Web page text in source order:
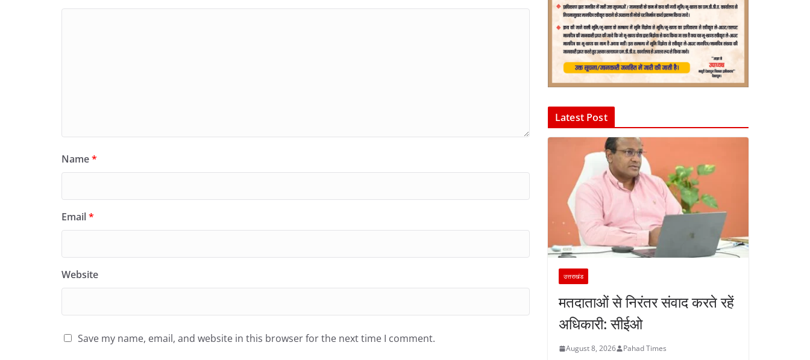
Name*
Email*
Website
Save my name, email, and website in this browser for the next time I comment.
Latest Post
उत्तराखंड
मतदाताओं से निरंतर संवाद करते रहें
अधिकारी: सीईओ
August 8, 2026 Pahad Times